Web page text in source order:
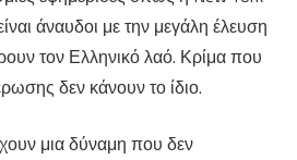
άναυδοι με την μεγάλη έλευση
τον Ελληνικό λαό. Κρίμα που
δεν κάνουν το ίδιο.
μια δύναμη που δεν